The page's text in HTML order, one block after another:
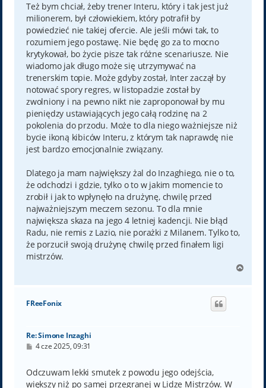
Też bym chciał, żeby trener Interu, który i tak jest już
milionerem, był człowiekiem, który potrafił by
powiedzieć nie takiej ofercie. Ale jeśli mówi tak, to
rozumiem jego postawę. Nie będę go za to mocno
krytykował, bo życie pisze tak różne scenariusze. Nie
wiadomo jak długo może się utrzymywać na
trenerskim topie. Może gdyby został, Inter zaczął by
notować spory regres, w listopadzie został by
zwolniony i na pewno nikt nie zaproponował by mu
pieniędzy ustawiających jego całą rodzinę na 2
pokolenia do przodu. Może to dla niego ważniejsze niż
bycie ikoną kibiców Interu, z którym tak naprawdę nie
jest bardzo emocjonalnie związany.
Dlatego ja mam największy żal do Inzaghiego, nie o to,
że odchodzi i gdzie, tylko o to w jakim momencie to
zrobił i jak to wpłynęło na drużynę, chwilę przed
najważniejszym meczem sezonu. To dla mnie
największa skaza na jego 4 letniej kadencji. Nie błąd
Radu, nie remis z Lazio, nie porażki z Milanem. Tylko to,
że porzucił swoją drużynę chwilę przed finałem ligi
mistrzów.
g
FReeFonix
Re: Simone Inzaghi
P
t
4 cze 2025, 09:31
Odczuwam lekki smutek z powodu jego odejścia,
większy niż po samej przegranej w Lidze Mistrzów. W